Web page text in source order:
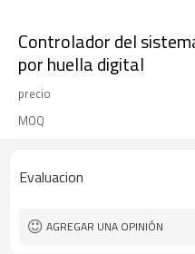
Controlador del
por huella digital
precio
MOQ
Evaluacion
AGREGAR UNA OPINIÓN